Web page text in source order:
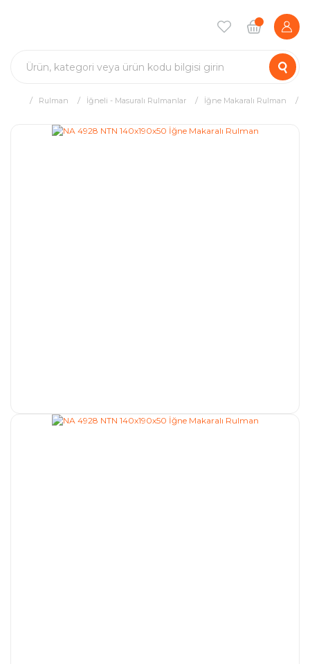
Rulman İğneli - Masuralı Rulmanlar İğne Makaralı Rulman